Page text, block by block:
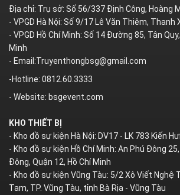
Địa chỉ: Trụ sở: Số 56/337 Định Công, Hoàng
- VPGD Hà Nội: Số 9/17 Lê Văn Thiêm, Thanh
- VPGD Hồ Chí Minh: Số 14 Đường 85, Tân
Minh
- Email:Truyenthongbsg@gmail.com
-Hotline: 0812.60.3333
- Website: bsgevent.com
KHO THIẾT BỊ
- Kho đồ sự kiện Hà Nội: DV17 - LK 783 Kiến
- Kho đồ sự kiện Hồ Chí Minh: An Phú Đông
Đông, Quận 12, Hồ Chí Minh
- Kho đồ sự kiện Vũng Tàu: 5/2 Xô Viết Nghệ
Tam, TP. Vũng Tàu, tỉnh Bà Rịa - Vũng Tàu